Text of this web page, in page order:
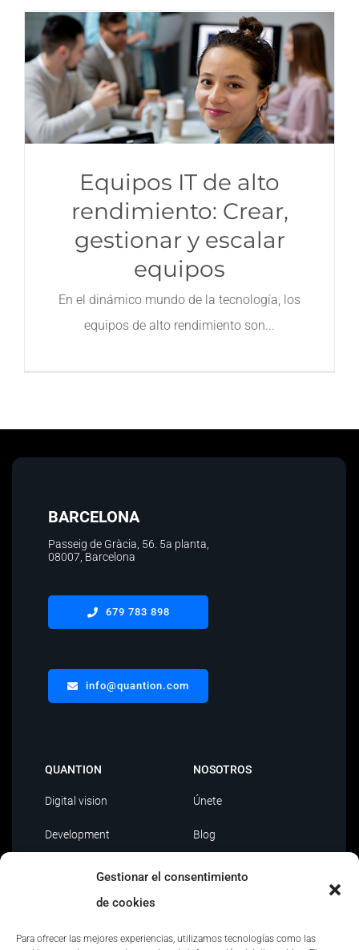
Gestionar el consentimiento
de cookies
Para ofrecer las mejores experiencias, utilizamos tecnologías como las
Equipos IT de alto
rendimiento: Crear,
gestionar y escalar
equipos
En el dinámico mundo de la tecnología, los
equipos de alto rendimiento son
BARCELONA
Passeig de Gràcia, 56. 5a planta
08007, Barcelona
679 783 898
info@quantion.com
QUANTION
Digital vision
Development
Outsourcing IT
NOSOTROS
Únete
Blog